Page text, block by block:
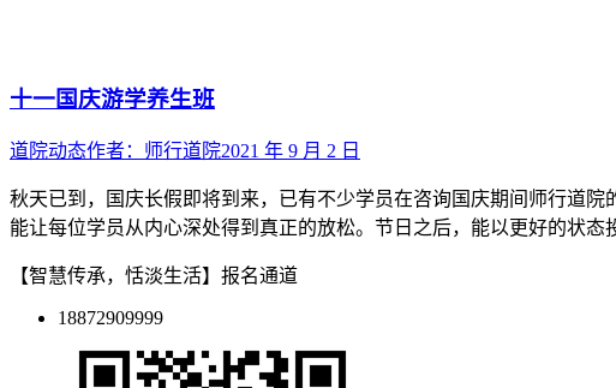
十一国庆游学养生班
道院动态作者： 师行道院2021 年 9 月 2 日
秋天已到，国庆长假即将到来，已有不少学员在咨询国庆期间师行道
能让每位学员从内心深处得到真正的放松。节日之后，能以更好的状
【智慧传承，恬淡生活】报名通道
18872909999